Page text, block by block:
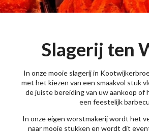
Slagerij ten
In onze mooie slagerij in
met het kiezen van een smaakvol stuk
de juiste bereiding van uw aankoop of
een feestelijk
In onze eigen worstmakerij wordt het
naar mooie stukken en wordt dit